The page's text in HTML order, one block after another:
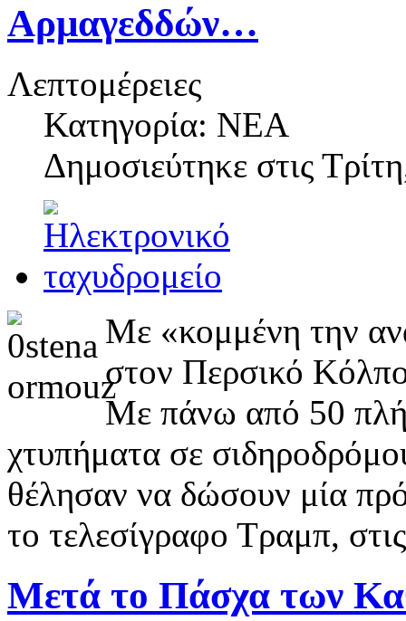
Αρμαγεδδών…
Λεπτομέρειες
Κατηγορία: ΝΕΑ
Δημοσιεύτηκε στις
Με «κομμένη την
στον Περσικό
Με πάνω από 50
χτυπήματα σε
θέλησαν να δώσουν μία
το τελεσίγραφο Τραμπ,
Μετά το Πάσχα των